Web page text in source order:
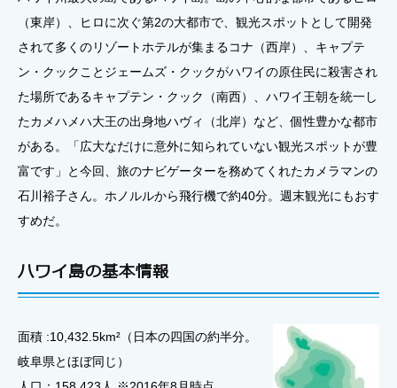
（東岸）、ヒロに次ぐ第2の大都市で、観光スポットとして開発
されて多くのリゾートホテルが集まるコナ（西岸）、キャプテ
ン・クックことジェームズ・クックがハワイの原住民に殺害され
た場所であるキャプテン・クック（南西）、ハワイ王朝を統一し
たカメハメハ大王の出身地ハヴィ（北岸）など、個性豊かな都市
がある。「広大なだけに意外に知られていない観光スポットが豊
富です」と今回、旅のナビゲーターを務めてくれたカメラマンの
石川裕子さん。ホノルルから飛行機で約40分。週末観光にもおす
すめだ。
ハワイ島の基本情報
面積 :10,432.5km²（日本の四国の約半分。
岐阜県とほぼ同じ）